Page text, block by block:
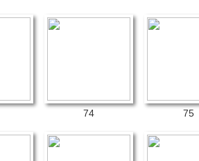
74 75